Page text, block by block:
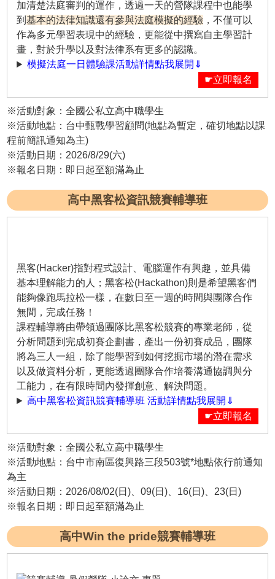
加清楚法庭審判的運作，透過一天的營隊課程中也能學
到基本的法律知識還有參與法庭模擬的經驗 ，不僅可以
作為多元學習表現中的經驗，更能從中撰寫自主學習計
畫，對於升學以及對法律系有更多的認識。
模擬法庭一日體驗課活動詳情點我展開⇓
☛立即報名
※活動對象：全國公私立高中職學生
※活動地點：台中甄戰學習顧問(地點為暫定，確切地點以課
程前簡訊通知為主)
※活動日期：2026/8/29(六)
※報名日期：即日起至額滿為止
高中黑客松資訊競賽輔導班
黑客(Hacker)指對程式設計、電腦運作有興趣，並具備
基本理解能力的人；黑客松(Hackathon)則是希望黑客們
能夠像跑馬拉松一樣，在數日至一週的時間與團隊合作
無間，完成任務！
課程輔導將由帶領過團隊比黑客松競賽的專業老師，從
分析問題到完成初賽企劃書，產出一份初賽成品，團隊
將為三人一組，除了能學習到如何挖掘市場的潛在需求
以及做資料分析，更能透過團隊合作培養溝通協調與分
工能力，在有限時間內發揮創意、解決問題。
高中黑客松資訊競賽輔導班 活動詳情點我展開⇓
☛立即報名
※活動對象：全國公私立高中職學生
※活動地點：台中市南區復興路三段503號*地點依行前通知
為主
※活動日期：2026/08/02(日)、09(日)、16(日)、23(日)
※報名日期：即日起至額滿為止
高中Win the pride競賽輔導班